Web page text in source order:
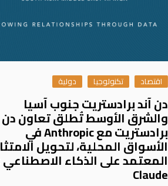
اقتصاد تكنولوجيا دولية
دن آند برادستريت جنوب آسيا
والشرق الأوسط تُطلق تعاون دن
برادستريت مع Anthropic في
الأسواق المحلية، لتحويل
المعتمد على الذكاء الاصطناعي
Claude